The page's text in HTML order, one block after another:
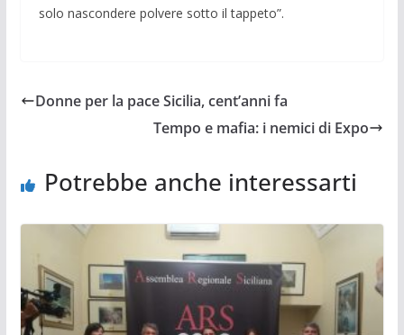
solo nascondere polvere sot­to il tappeto”.
Donne per la pace Sicilia, cent’anni fa
Tempo e mafia: i nemici di Expo
Potrebbe anche interessarti